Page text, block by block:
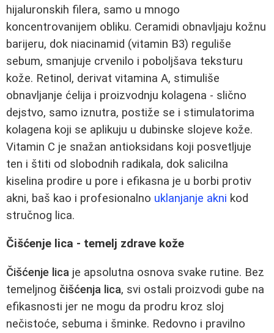
hijaluronskih filera, samo u mnogo
koncentrovanijem obliku. Ceramidi obnavljaju kožnu
barijeru, dok niacinamid (vitamin B3) reguliše
sebum, smanjuje crvenilo i poboljšava teksturu
kože. Retinol, derivat vitamina A, stimuliše
obnavljanje ćelija i proizvodnju kolagena - slično
dejstvo, samo iznutra, postiže se i stimulatorima
kolagena koji se aplikuju u dubinske slojeve kože.
Vitamin C je snažan antioksidans koji posvetljuje
ten i štiti od slobodnih radikala, dok salicilna
kiselina prodire u pore i efikasna je u borbi protiv
akni, baš kao i profesionalno uklanjanje akni kod
stručnog lica.
Čišćenje lica - temelj zdrave kože
Čišćenje lica je apsolutna osnova svake rutine. Bez
temeljnog čišćenja lica, svi ostali proizvodi gube na
efikasnosti jer ne mogu da prodru kroz sloj
nečistoće, sebuma i šminke. Redovno i pravilno